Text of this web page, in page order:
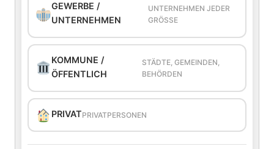
GEWERBE /
UNTERNEHMEN
UNTERNEHMEN JEDER
GRÖSSE
KOMMUNE /
ÖFFENTLICH
STÄDTE, GEMEINDEN,
BEHÖRDEN
PRIVATPRIVATPERSONEN